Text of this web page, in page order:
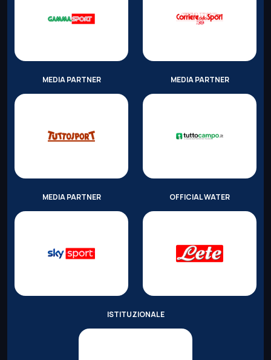
MEDIA PARTNER MEDIA PARTNER
MEDIA PARTNER OFFICIAL WATER
ISTITUZIONALE